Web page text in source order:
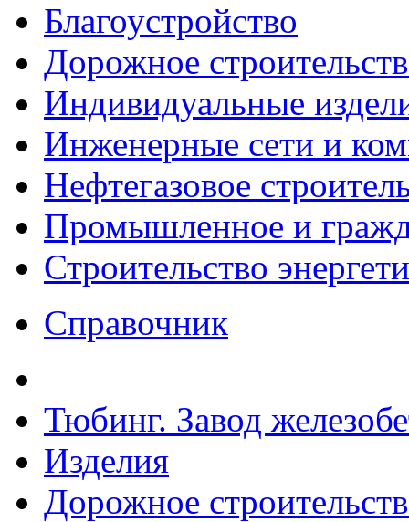
Благоустройство
Дорожное
Индивидуальные
Инженерные сети и
Нефтегазовое
Промышленное и
Строительство
Справочник
Тюбинг. Завод
Изделия
Дорожное